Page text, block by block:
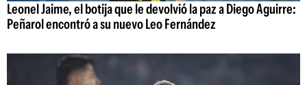
Leonel Jaime, el botija que le devolvió la paz a Diego Aguirre:
Peñarol encontró a su nuevo Leo Fernández